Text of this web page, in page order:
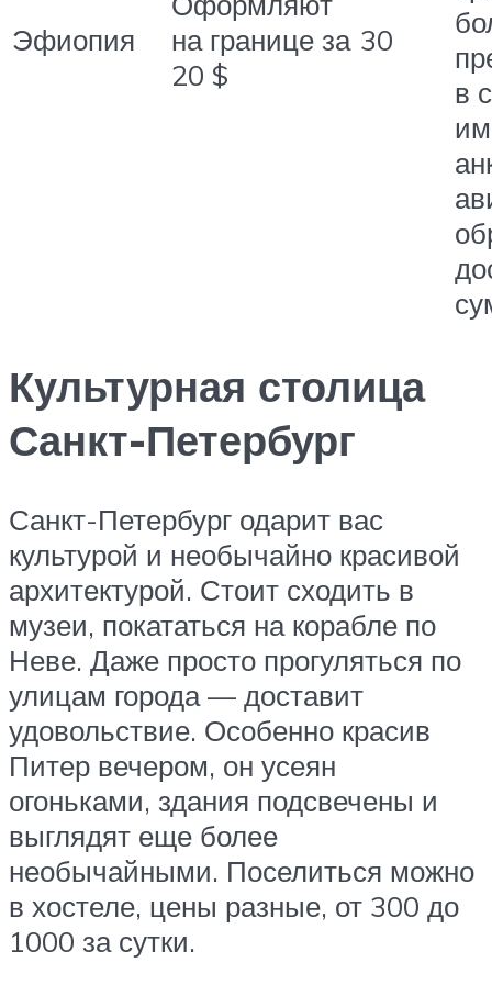
Эфиопия
на границе за
20 $
30
в
Культурная столица
Санкт-Петербург
Санкт-Петербург одарит вас
культурой и необычайно красивой
архитектурой. Стоит сходить в
музеи, покататься на корабле по
Неве. Даже просто прогуляться по
улицам города — доставит
удовольствие. Особенно красив
Питер вечером, он усеян
огоньками, здания подсвечены и
выглядят еще более
необычайными. Поселиться можно
в хостеле, цены разные, от 300 до
1000 за сутки.